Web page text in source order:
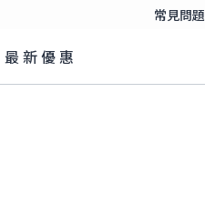
常見問題
最新優惠